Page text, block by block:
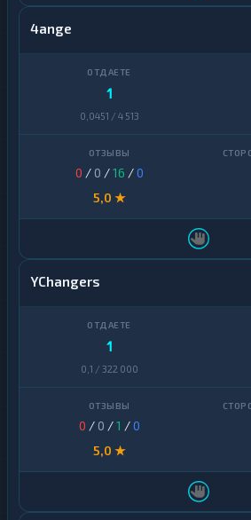
4ange
1
0,0451 / 4 513
0 / 0 /16 /0
5,0 ★
YChangers
1
0,1 / 322 000
0 / 0 /1 /0
5,0 ★